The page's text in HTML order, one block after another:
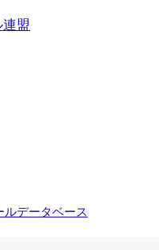
盟
データベース